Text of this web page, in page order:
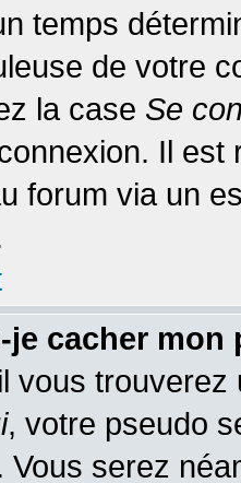
temps
de votre
la case Se
Il
forum via un
cacher
vous
, votre pseudo
Vous serez